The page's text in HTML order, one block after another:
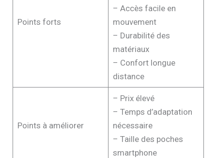
Points forts
– Accès facile en
mouvement
– Durabilité des
matériaux
– Confort longue
distance
Points à améliorer
– Prix élevé
– Temps d’adaptation
nécessaire
– Taille des poches
smartphone